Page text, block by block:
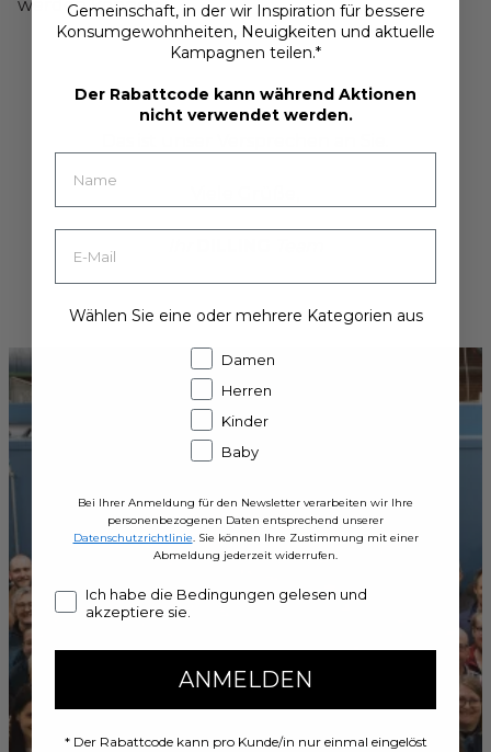
werden können.
Gemeinschaft, in der wir Inspiration für bessere
Konsumgewohnheiten, Neuigkeiten und aktuelle
Kampagnen teilen.*
Der Rabattcode kann während Aktionen
nicht verwendet werden.
Wählen Sie eine oder mehrere Kategorien aus
Damen
Herren
Kinder
Baby
Bei Ihrer Anmeldung für den Newsletter verarbeiten wir Ihre
personenbezogenen Daten entsprechend unserer
Datenschutzrichtlinie. Sie können Ihre Zustimmung mit einer
Abmeldung jederzeit widerrufen.
ConcentIch habe die Bedingungen gelesen und
akzeptiere sie.
ANMELDEN
* Der Rabattcode kann pro Kunde/in nur einmal eingelöst